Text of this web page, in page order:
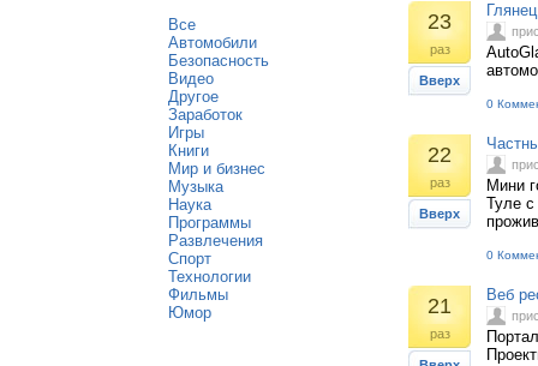
Все
Автомобили
Безопасность
Видео
Другое
Заработок
Игры
Книги
Мир и бизнес
Музыка
Наука
Программы
Развлечения
Спорт
Технологии
Фильмы
Юмор
23
раз
Вверх
0
22
раз
Вверх
Мини
Туле
0
21
раз
Веб